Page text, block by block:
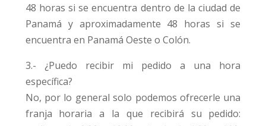
48 horas si se encuentra dentro de la ciudad de
Panamá y aproximadamente 48 horas si se
encuentra en Panamá Oeste o Colón.
3.- ¿Puedo recibir mi pedido a una hora
específica?
No, por lo general solo podemos ofrecerle una
franja horaria a la que recibirá su pedido: